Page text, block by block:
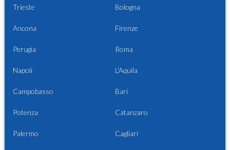
Trieste Bologna
Ancona Firenze
Perugia Roma
Napoli L'Aquila
Campobasso Bari
Potenza Catanzaro
Palermo Cagliari